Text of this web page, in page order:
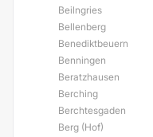
Beilngries
Bellenberg
Benediktbeuern
Benningen
Beratzhausen
Berching
Berchtesgaden
Berg (Hof)